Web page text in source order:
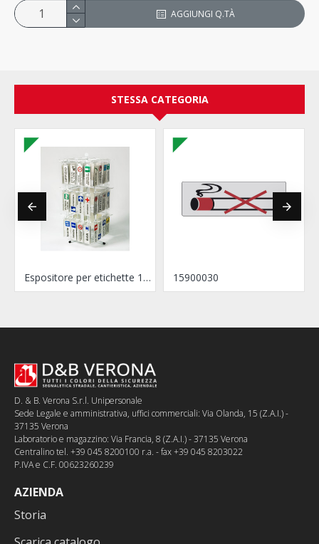
AGGIUNGI Q.TÀ
STESSA CATEGORIA
Espositore per etichette 15x5 cm 15900030
D. & B. Verona S.r.l. Unipersonale
Sede Legale e amministrativa, uffici commerciali: Via Olanda, 15 (Z.A.I.) -
37135 Verona
Laboratorio e magazzino: Via Francia, 8 (Z.A.I.) - 37135 Verona
Centralino tel. +39 045 8200100 r.a. - fax +39 045 8203022
P.IVA e C.F. 00623260239
AZIENDA
Storia